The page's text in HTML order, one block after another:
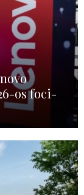
os foci-